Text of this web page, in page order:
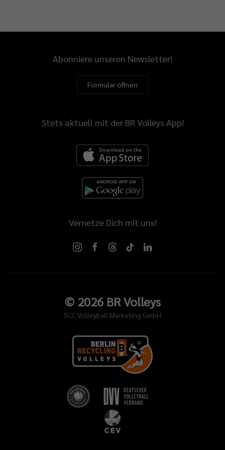
Abonniere unseren Newsletter!
Formular öffnen
Stets aktuell mit der BR Volleys App!
Vernetze Dich mit uns!
© 2026BR Volleys
SCC Volleyball Marketing GmbH